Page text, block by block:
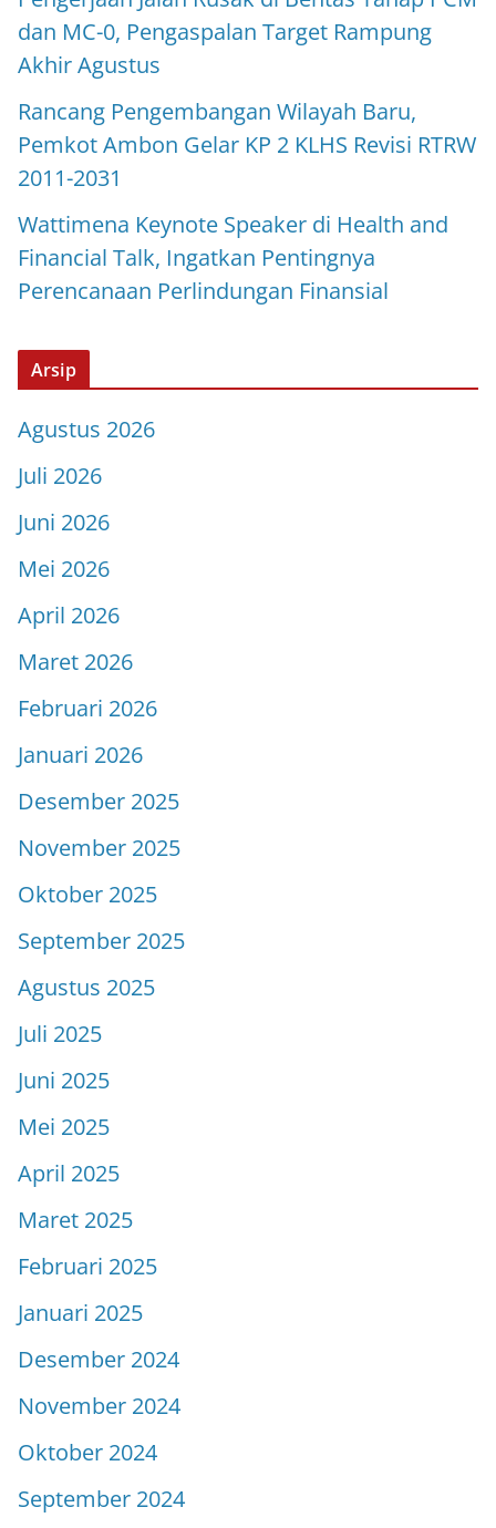
dan MC-0, Pengaspalan Target Rampung
Akhir Agustus
Rancang Pengembangan Wilayah Baru,
Pemkot Ambon Gelar KP 2 KLHS Revisi RTRW
2011-2031
Wattimena Keynote Speaker di Health and
Financial Talk, Ingatkan Pentingnya
Perencanaan Perlindungan Finansial
Arsip
Agustus 2026
Juli 2026
Juni 2026
Mei 2026
April 2026
Maret 2026
Februari 2026
Januari 2026
Desember 2025
November 2025
Oktober 2025
September 2025
Agustus 2025
Juli 2025
Juni 2025
Mei 2025
April 2025
Maret 2025
Februari 2025
Januari 2025
Desember 2024
November 2024
Oktober 2024
September 2024